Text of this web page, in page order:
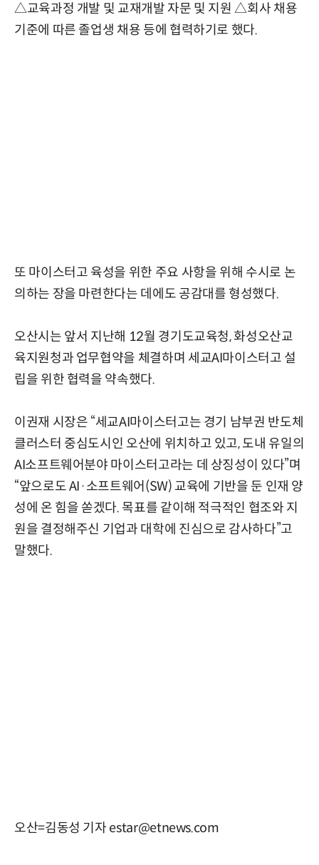
△교육과정 개발 및 교재개발 자문 및 지원 △회사 채용
기준에 따른 졸업생 채용 등에 협력하기로 했다.
또 마이스터고 육성을 위한 주요 사항을 위해 수시로 논
의하는 장을 마련한다는 데에도 공감대를 형성했다.
오산시는 앞서 지난해 12월 경기도교육청, 화성오산교
육지원청과 업무협약을 체결하며 세교AI마이스터고 설
립을 위한 협력을 약속했다.
이권재 시장은 “세교AI마이스터고는 경기 남부권 반도체
클러스터 중심도시인 오산에 위치하고 있고, 도내 유일의
AI소프트웨어분야 마이스터고라는 데 상징성이 있다”며
“앞으로도 AI·소프트웨어(SW) 교육에 기반을 둔 인재 양
성에 온 힘을 쏟겠다. 목표를 같이해 적극적인 협조와 지
원을 결정해주신 기업과 대학에 진심으로 감사하다”고
말했다.
오산=김동성 기자 estar@etnews.com